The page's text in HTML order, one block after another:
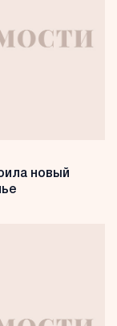
новый